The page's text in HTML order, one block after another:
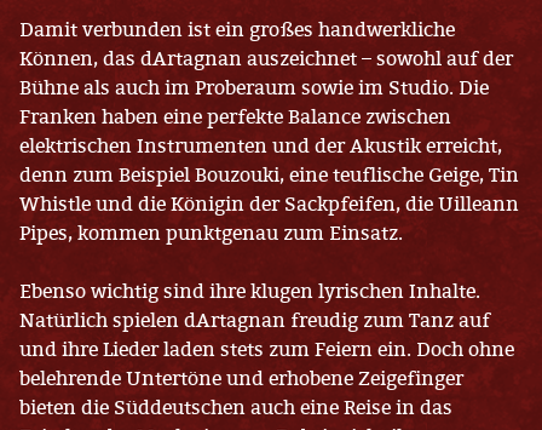
Damit verbunden ist ein großes handwerkliche
Können, das dArtagnan auszeichnet – sowohl auf der
Bühne als auch im Proberaum sowie im Studio. Die
Franken haben eine perfekte Balance zwischen
elektrischen Instrumenten und der Akustik erreicht,
denn zum Beispiel Bouzouki, eine teuflische Geige, Tin
Whistle und die Königin der Sackpfeifen, die Uilleann
Pipes, kommen punktgenau zum Einsatz.
Ebenso wichtig sind ihre klugen lyrischen Inhalte.
Natürlich spielen dArtagnan freudig zum Tanz auf
und ihre Lieder laden stets zum Feiern ein. Doch ohne
belehrende Untertöne und erhobene Zeigefinger
bieten die Süddeutschen auch eine Reise in das